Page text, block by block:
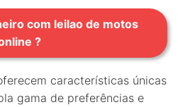
com leilao de motos
?
características únicas
gama de preferências e